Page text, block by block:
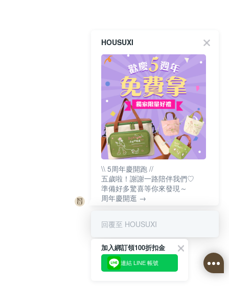
HOUSUXI
\\ 5周年慶開跑 //
五歲啦！謝謝一路陪伴我們♡
準備好多驚喜等你來發現～
周年慶開逛 →
回覆至 HOUSUXI
加入綁訂領100折扣金
連結 LINE 帳號